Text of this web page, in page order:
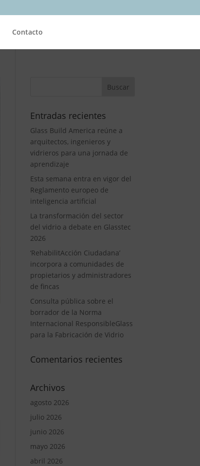
Contacto
Entradas recientes
Glass Build America reúne a
arquitectos, ingenieros y
vidrieros para una jornada de
aprendizaje
Esta semana entra en vigor del
Reglamento europeo de
inteligencia artificial
La transformación del sector
del vidrio a debate en Glasstec
2026
‘RehabilitAcción Ciudadana’
incorpora a comunidades de
propietarios y administradores
de fincas
Consulta pública sobre el
borrador de la Norma
Internacional ResponsibleGlass
para la Fabricación de Vidrio
Comentarios recientes
Archivos
agosto 2026
julio 2026
junio 2026
mayo 2026
abril 2026